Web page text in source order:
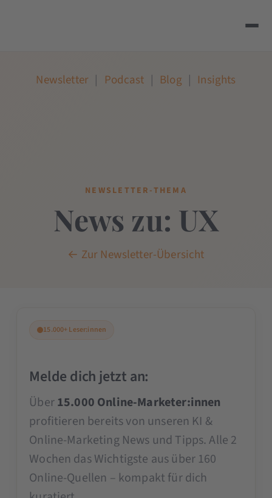
Newsletter | Podcast | Blog | Insights
NEWSLETTER-THEMA
News zu: UX
← Zur Newsletter-Übersicht
15.000+ Leser:innen
Melde dich jetzt an:
Über15.000 Online-Marketer:innen
profitieren bereits von unseren KI &
Online-Marketing News und Tipps. Alle 2
Wochen das Wichtigste aus über 160
Online-Quellen – kompakt für dich